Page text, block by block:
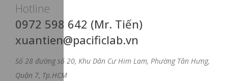
Hotline
0972 598 642 (Mr. Tiến)
xuantien@pacificlab.vn
Số 28 đường số 20, Khu Dân Cư Him Lam, Phường Tân Hưng,
Quận 7, Tp.HCM